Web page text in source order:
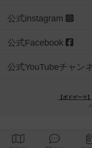
公式instagram
公式Facebook
公式YouTubeチャン
【ボドゲーマ